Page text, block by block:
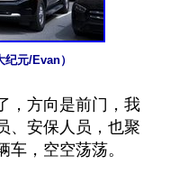
元/Evan）
，方向是前门，我
、安保人员，也聚
，空空荡荡。